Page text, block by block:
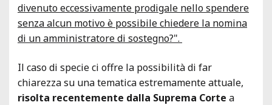
divenuto eccessivamente prodigale nello spendere
senza alcun motivo è possibile chiedere la nomina
di un amministratore di sostegno?".
Il caso di specie ci offre la possibilità di far
chiarezza su una tematica estremamente attuale,
risolta recentemente dalla Suprema Corte a